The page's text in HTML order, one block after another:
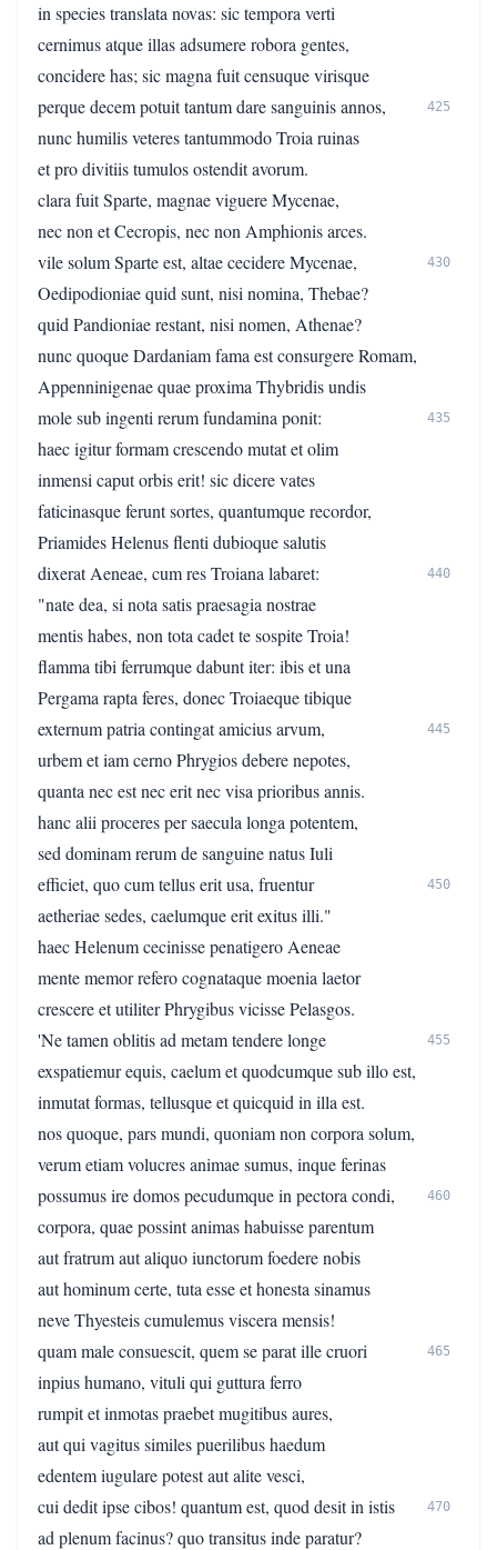
in species translata novas: sic tempora verti
cernimus atque illas adsumere robora gentes,
concidere has; sic magna fuit censuque virisque
perque decem potuit tantum dare sanguinis annos,
425
nunc humilis veteres tantummodo Troia ruinas
et pro divitiis tumulos ostendit avorum.
clara fuit Sparte, magnae viguere Mycenae,
nec non et Cecropis, nec non Amphionis arces.
vile solum Sparte est, altae cecidere Mycenae,
430
Oedipodioniae quid sunt, nisi nomina, Thebae?
quid Pandioniae restant, nisi nomen, Athenae?
nunc quoque Dardaniam fama est consurgere Romam,
Appenninigenae quae proxima Thybridis undis
mole sub ingenti rerum fundamina ponit:
435
haec igitur formam crescendo mutat et olim
inmensi caput orbis erit! sic dicere vates
faticinasque ferunt sortes, quantumque recordor,
Priamides Helenus flenti dubioque salutis
dixerat Aeneae, cum res Troiana labaret:
440
"nate dea, si nota satis praesagia nostrae
mentis habes, non tota cadet te sospite Troia!
flamma tibi ferrumque dabunt iter: ibis et una
Pergama rapta feres, donec Troiaeque tibique
externum patria contingat amicius arvum,
445
urbem et iam cerno Phrygios debere nepotes,
quanta nec est nec erit nec visa prioribus annis.
hanc alii proceres per saecula longa potentem,
sed dominam rerum de sanguine natus Iuli
efficiet, quo cum tellus erit usa, fruentur
450
aetheriae sedes, caelumque erit exitus illi."
haec Helenum cecinisse penatigero Aeneae
mente memor refero cognataque moenia laetor
crescere et utiliter Phrygibus vicisse Pelasgos.
'Ne tamen oblitis ad metam tendere longe
455
exspatiemur equis, caelum et quodcumque sub illo est,
inmutat formas, tellusque et quicquid in illa est.
nos quoque, pars mundi, quoniam non corpora solum,
verum etiam volucres animae sumus, inque ferinas
possumus ire domos pecudumque in pectora condi,
460
corpora, quae possint animas habuisse parentum
aut fratrum aut aliquo iunctorum foedere nobis
aut hominum certe, tuta esse et honesta sinamus
neve Thyesteis cumulemus viscera mensis!
quam male consuescit, quem se parat ille cruori
465
inpius humano, vituli qui guttura ferro
rumpit et inmotas praebet mugitibus aures,
aut qui vagitus similes puerilibus haedum
edentem iugulare potest aut alite vesci,
cui dedit ipse cibos! quantum est, quod desit in istis
470
ad plenum facinus? quo transitus inde paratur?